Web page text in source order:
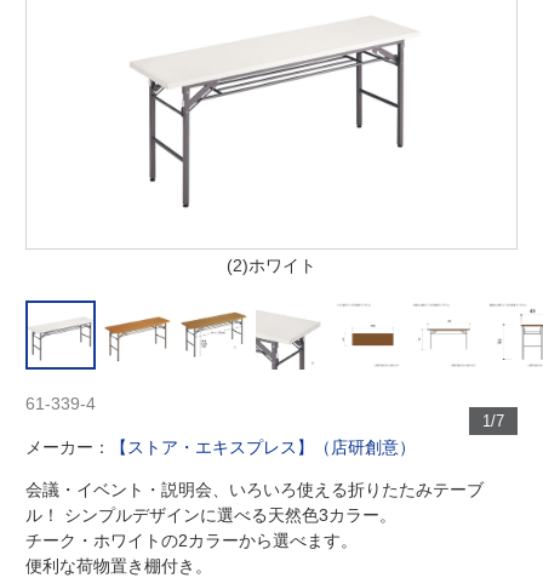
(2)ホワイト
1/7
61-339-4
メーカー： 【ストア・エキスプレス】（店研創意）
会議・イベント・説明会、いろいろ使える折りたたみテーブ
ル！ シンプルデザインに選べる天然色3カラー。
チーク・ホワイトの2カラーから選べます。
便利な荷物置き棚付き。